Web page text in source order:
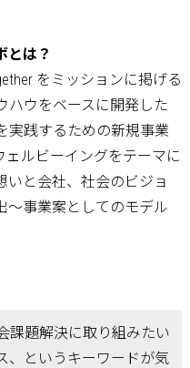
とは？
をミッションに掲げる
ハウをベースに開発した
実践するための新規事業
ェルビーイングをテーマに
いと会社、社会のビジョ
～事業案としてのモデル
課題解決に取り組みたい
、というキーワードが気